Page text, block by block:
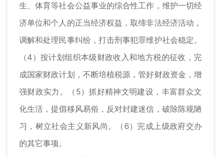
生、体育等社会公益事业的综合性工作，维护一切经
济单位和个人的正当经济权益，取缔非法经济活动，
调解和处理民事纠纷，打击刑事犯罪维护社会稳定。
（4）按计划组织本级财政收入和地方税的征收，完
成国家财政计划，不断培植税源，管好财政资金，增
强财政实力。（5）抓好精神文明建设，丰富群众文
化生活，提倡移风易俗，反对封建迷信，破除陈规陋
习，树立社会主义新风尚。（6）完成上级政府交办
的其它事项。